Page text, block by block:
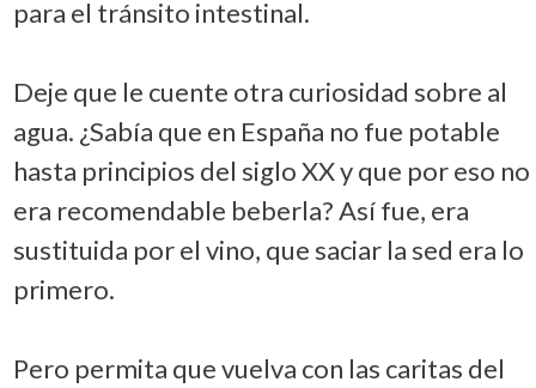
para el tránsito intestinal.
Deje que le cuente otra curiosidad sobre al
agua. ¿Sabía que en España no fue potable
hasta principios del siglo XX y que por eso no
era recomendable beberla? Así fue, era
sustituida por el vino, que saciar la sed era lo
primero.
Pero permita que vuelva con las caritas del